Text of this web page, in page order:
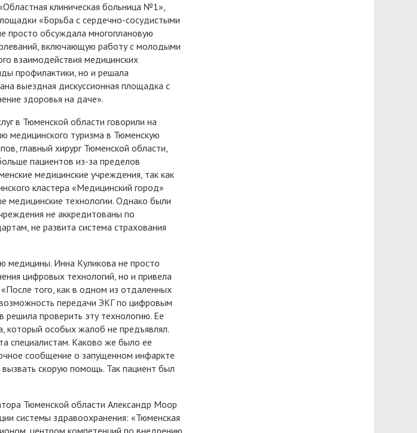
клиническая больница №1»,
«Борьба с сердечно-сосудистыми
просто обсуждала многоплановую
включающую работу с молодыми
взаимодействия медицинских
профилактики, но и решала
выездная дискуссионная площадка с
здоровья на даче».
в Тюменской области говорили на
медицинского туризма в Тюменскую
главный хирург Тюменской области,
пациентов из-за пределов
медицинские учреждения, так как
кластера «Медицинский город»
медицинские технологии. Однако были
не аккредитованы по
не развита система страхования
медицины. Инна Куликова не просто
цифровых технологий, но и привела
того, как в одном из отдаленных
передачи ЭКГ по цифровым
проверить эту технологию. Ее
который особых жалоб не предъявлял.
специалистам. Каково же было ее
сообщение о запущенном инфаркте
скорую помощь. Так пациент был
Тюменской области Александр Моор
системы здравоохранения: «Тюменская